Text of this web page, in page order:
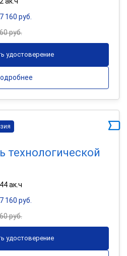
160 руб.
руб.
удостоверение
технологической
ак.ч
160 руб.
руб.
удостоверение